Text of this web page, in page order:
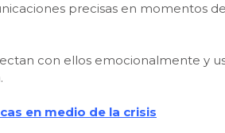
precisas en momentos
con ellos emocionalmente y
en medio de la crisis